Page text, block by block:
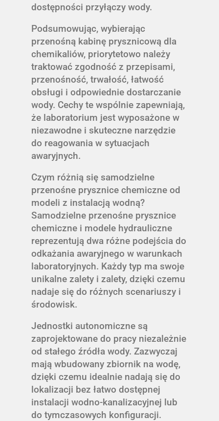
dostępności przyłączy wody.
Podsumowując, wybierając
przenośną kabinę prysznicową dla
chemikaliów, priorytetowo należy
traktować zgodność z przepisami,
przenośność, trwałość, łatwość
obsługi i odpowiednie dostarczanie
wody. Cechy te wspólnie zapewniają,
że laboratorium jest wyposażone w
niezawodne i skuteczne narzędzie
do reagowania w sytuacjach
awaryjnych.
Czym różnią się samodzielne
przenośne prysznice chemiczne od
modeli z instalacją wodną?
Samodzielne przenośne prysznice
chemiczne i modele hydrauliczne
reprezentują dwa różne podejścia do
odkażania awaryjnego w warunkach
laboratoryjnych. Każdy typ ma swoje
unikalne zalety i zalety, dzięki czemu
nadaje się do różnych scenariuszy i
środowisk.
Jednostki autonomiczne są
zaprojektowane do pracy niezależnie
od stałego źródła wody. Zazwyczaj
mają wbudowany zbiornik na wodę,
dzięki czemu idealnie nadają się do
lokalizacji bez łatwo dostępnej
instalacji wodno-kanalizacyjnej lub
do tymczasowych konfiguracji.